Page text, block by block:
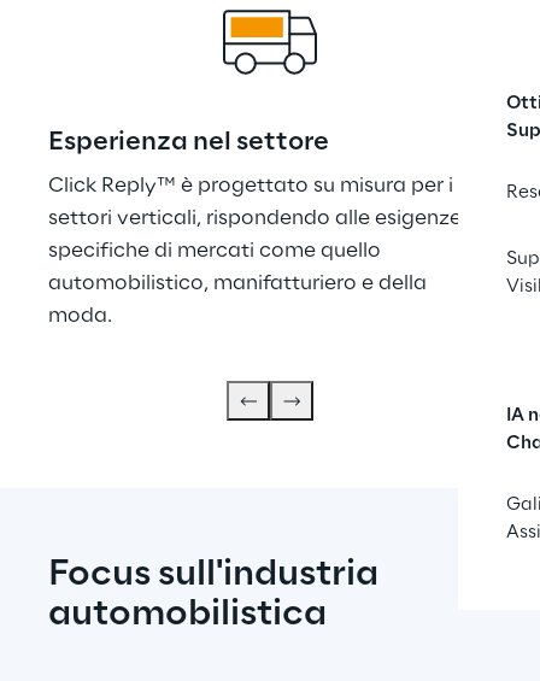
IA
Esperienza nel settore
Click Reply™ è progettato su misura per i
settori verticali, rispondendo alle esigenze
specifiche di mercati come quello
automobilistico, manifatturiero e della
moda.
Focus sull'industria
automobilistica